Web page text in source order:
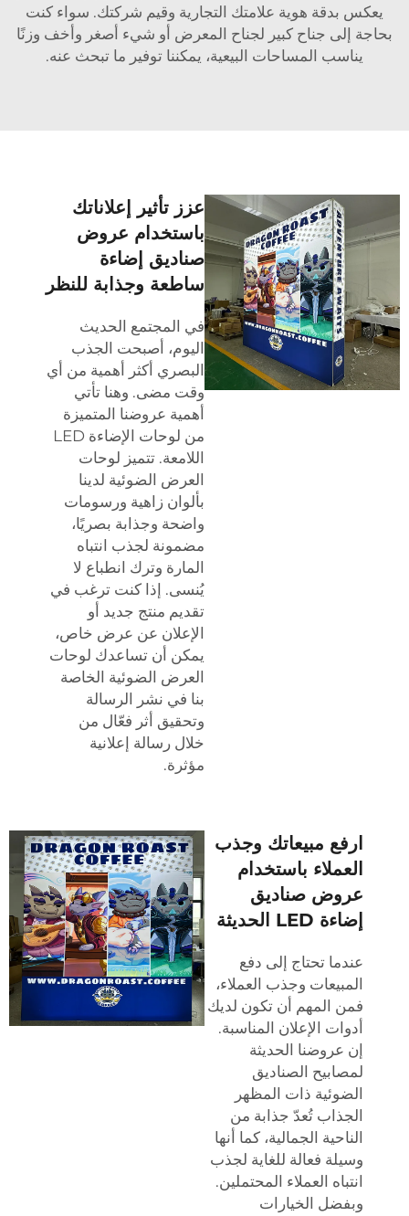
يعكس بدقة هوية علامتك التجارية وقيم شركتك. سواء كنت
بحاجة إلى جناح كبير لجناح المعرض أو شيء أصغر وأخف وزنًا
يناسب المساحات البيعية، يمكننا توفير ما تبحث عنه.
عزز تأثير إعلاناتك
باستخدام عروض
صناديق إضاءة
ساطعة وجذابة للنظر
في المجتمع الحديث
اليوم، أصبحت الجذب
البصري أكثر أهمية من أي
وقت مضى. وهنا تأتي
أهمية عروضنا المتميزة
من لوحات الإضاءة LED
اللامعة. تتميز لوحات
العرض الضوئية لدينا
بألوان زاهية ورسومات
واضحة وجذابة بصريًا،
مضمونة لجذب انتباه
المارة وترك انطباع لا
يُنسى. إذا كنت ترغب في
تقديم منتج جديد أو
الإعلان عن عرض خاص،
يمكن أن تساعدك لوحات
العرض الضوئية الخاصة
بنا في نشر الرسالة
وتحقيق أثر فعّال من
خلال رسالة إعلانية
مؤثرة.
ارفع مبيعاتك وجذب
العملاء باستخدام
عروض صناديق
إضاءة LED الحديثة
عندما تحتاج إلى دفع
المبيعات وجذب العملاء،
فمن المهم أن تكون لديك
أدوات الإعلان المناسبة.
إن عروضنا الحديثة
لمصابيح الصناديق
الضوئية ذات المظهر
الجذاب تُعدّ جذابة من
الناحية الجمالية، كما أنها
وسيلة فعالة للغاية لجذب
انتباه العملاء المحتملين.
وبفضل الخيارات